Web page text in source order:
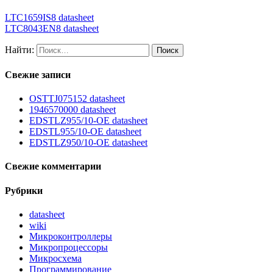
LTC1659IS8 datasheet
LTC8043EN8 datasheet
Найти:
Свежие записи
OSTTJ075152 datasheet
1946570000 datasheet
EDSTLZ955/10-OE datasheet
EDSTL955/10-OE datasheet
EDSTLZ950/10-OE datasheet
Свежие комментарии
Рубрики
datasheet
wiki
Микроконтроллеры
Микропроцессоры
Микросхема
Программирование